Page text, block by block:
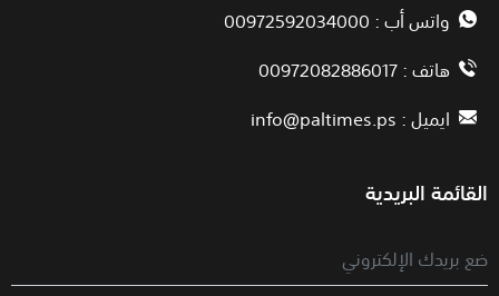
واتس أب : 00972592034000
هاتف : 00972082886017
ايميل :info@paltimes.ps
القائمة البريدية